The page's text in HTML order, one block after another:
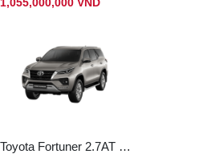
Toyota Fortuner 2.7AT Xăng 4x4